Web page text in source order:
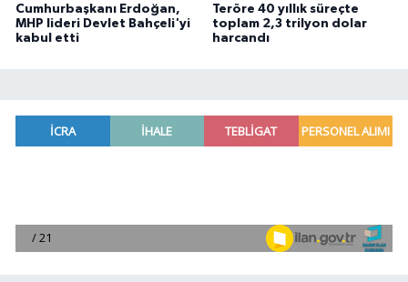
Cumhurbaşkanı Erdoğan,
MHP lideri Devlet Bahçeli'yi
kabul etti
Teröre 40 yıllık süreçte
toplam 2,3 trilyon dolar
harcandı